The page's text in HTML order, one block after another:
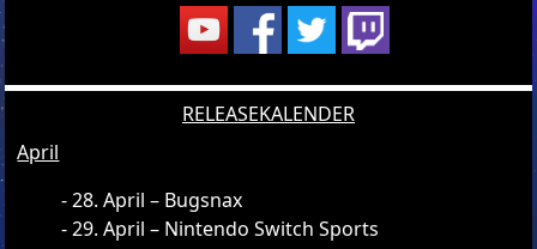
RELEASEKALENDER
April
28. April – Bugsnax
29. April – Nintendo Switch Sports